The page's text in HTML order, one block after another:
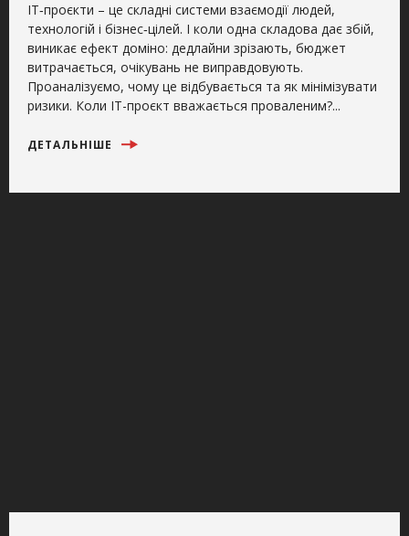
ІТ‑проєкти – це складні системи взаємодії людей,
технологій і бізнес‑цілей. І коли одна складова дає збій,
виникає ефект доміно: дедлайни зрізають, бюджет
витрачається, очікувань не виправдовують.
Проаналізуємо, чому це відбувається та як мінімізувати
ризики. Коли ІТ-проєкт вважається проваленим?...
ДЕТАЛЬНІШЕ